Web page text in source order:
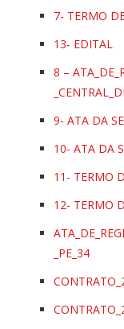
7- TERMO
13- EDITAL
8 –
9- ATA DA
10- ATA DA
11- TERMO
12- TERMO
_PE_34